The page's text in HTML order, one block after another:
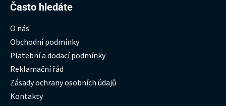
Často hledáte
O nás
Obchodní podmínky
Platební a dodací podmínky
Reklamační řád
Zásady ochrany osobních údajů
Kontakty
Hledat: